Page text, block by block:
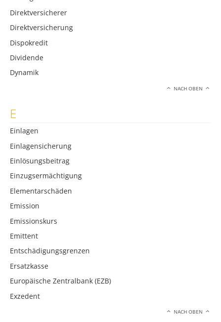
Direktversicherer
Direktversicherung
Dispokredit
Dividende
Dynamik
NACH OBEN
E
Einlagen
Einlagensicherung
Einlösungsbeitrag
Einzugsermächtigung
Elementarschäden
Emission
Emissionskurs
Emittent
Entschädigungsgrenzen
Ersatzkasse
Europäische Zentralbank (EZB)
Exzedent
NACH OBEN